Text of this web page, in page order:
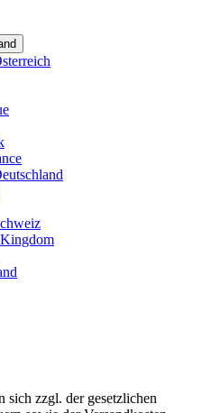
sich zzgl. der gesetzlichen